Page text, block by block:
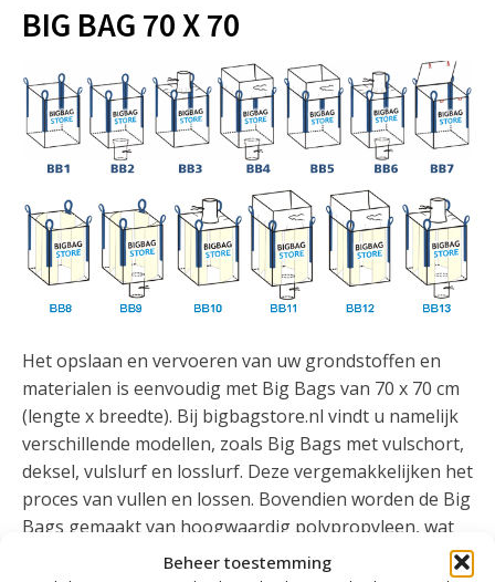
Beheer toestemming
BIG BAG 70 X 70
Het opslaan en vervoeren van uw grondstoffen en
materialen is eenvoudig met Big Bags van 70 x 70 cm
(lengte x breedte). Bij bigbagstore.nl vindt u namelijk
verschillende modellen, zoals Big Bags met vulschort,
deksel, vulslurf en losslurf. Deze vergemakkelijken het
proces van vullen en lossen. Bovendien worden de Big
Bags gemaakt van hoogwaardig polypropyleen, wat
ze een grote draagkracht geeft. Hierdoor zijn met uw